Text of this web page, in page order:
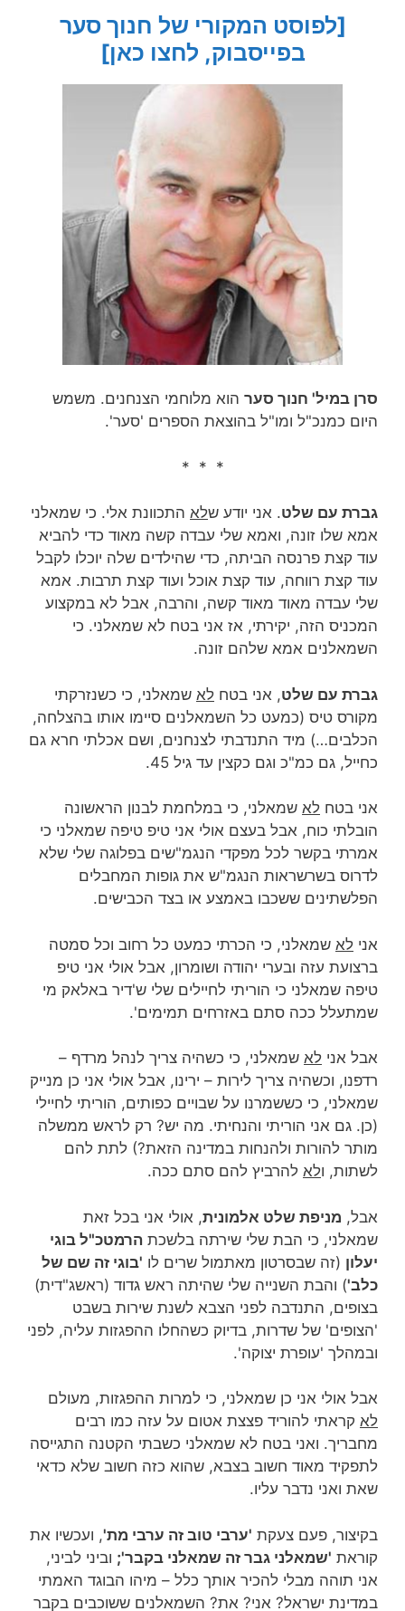
[לפוסט המקורי של חנוך סער
בפייסבוק, לחצו כאן]
סרן במיל' חנוך סער הוא מלוחמי הצנחנים. משמש
היום כמנכ"ל ומו"ל בהוצאת הספרים 'סער'.
* * *
גברת עם שלט. אני יודע שלא התכוונת אלי. כי שמאלני
אמא שלו זונה, ואמא שלי עבדה קשה מאוד כדי להביא
עוד קצת פרנסה הביתה, כדי שהילדים שלה יוכלו לקבל
עוד קצת רווחה, עוד קצת אוכל ועוד קצת תרבות. אמא
שלי עבדה מאוד מאוד קשה, והרבה, אבל לא במקצוע
המכניס הזה, יקירתי, אז אני בטח לא שמאלני. כי
השמאלנים אמא שלהם זונה.
גברת עם שלט, אני בטח לא שמאלני, כי כשנזרקתי
מקורס טיס (כמעט כל השמאלנים סיימו אותו בהצלחה,
הכלבים…) מיד התנדבתי לצנחנים, ושם אכלתי חרא גם
כחייל, גם כמ"כ וגם כקצין עד גיל 45.
אני בטח לא שמאלני, כי במלחמת לבנון הראשונה
הובלתי כוח, אבל בעצם אולי אני טיפ טיפה שמאלני כי
אמרתי בקשר לכל מפקדי הנגמ"שים בפלוגה שלי שלא
לדרוס בשרשראות הנגמ"ש את גופות המחבלים
הפלשתינים ששכבו באמצע או בצד הכבישים.
אני לא שמאלני, כי הכרתי כמעט כל רחוב וכל סמטה
ברצועת עזה ובערי יהודה ושומרון, אבל אולי אני טיפ
טיפה שמאלני כי הוריתי לחיילים שלי ש'דיר באלאק מי
שמתעלל ככה סתם באזרחים תמימים'.
אבל אני לא שמאלני, כי כשהיה צריך לנהל מרדף –
רדפנו, וכשהיה צריך לירות – ירינו, אבל אולי אני כן מנייק
שמאלני, כי כששמרנו על שבויים כפותים, הוריתי לחיילי
(כן. גם אני הוריתי והנחיתי. מה יש? רק לראש ממשלה
מותר להורות ולהנחות במדינה הזאת?) לתת להם
לשתות, ולא להרביץ להם סתם ככה.
אבל, מניפת שלט אלמונית, אולי אני בכל זאת
שמאלני, כי הבת שלי שירתה בלשכת הרמטכ"ל בוגי
יעלון (זה שבסרטון מאתמול שרים לו 'בוגי זה שם של
כלב') והבת השנייה שלי שהיתה ראש גדוד (ראשג"דית)
בצופים, התנדבה לפני הצבא לשנת שירות בשבט
'הצופים' של שדרות, בדיוק כשהחלו ההפגזות עליה, לפני
ובמהלך 'עופרת יצוקה'.
אבל אולי אני כן שמאלני, כי למרות ההפגזות, מעולם
לא קראתי להוריד פצצת אטום על עזה כמו רבים
מחבריך. ואני בטח לא שמאלני כשבתי הקטנה התגייסה
לתפקיד מאוד חשוב בצבא, שהוא כזה חשוב שלא כדאי
שאת ואני נדבר עליו.
בקיצור, פעם צעקת 'ערבי טוב זה ערבי מת', ועכשיו את
קוראת 'שמאלני גבר זה שמאלני בקבר'; וביני לביני,
אני תוהה מבלי להכיר אותך כלל – מיהו הבוגד האמתי
במדינת ישראל? אני? את? השמאלנים ששוכבים בקבר